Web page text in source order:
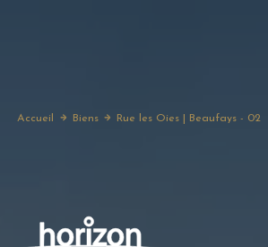
Accueil Biens Rue les Oies | Beaufays - 02